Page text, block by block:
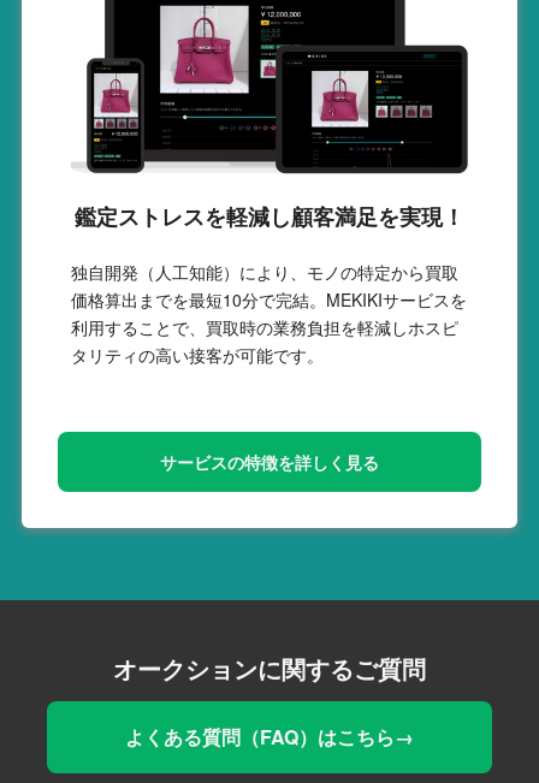
鑑定ストレスを軽減し顧客満足を実現！
独自開発（人工知能）により、モノの特定から買取
価格算出までを最短10分で完結。MEKIKIサービスを
利用することで、買取時の業務負担を軽減しホスピ
タリティの高い接客が可能です。
サービスの特徴を詳しく見る
オークションに関するご質問
よくある質問（FAQ）はこちら→